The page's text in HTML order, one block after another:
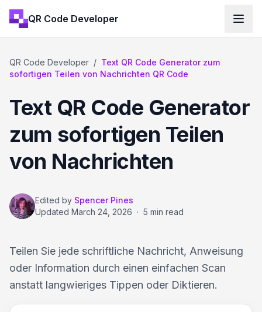
QR Code Developer
QR Code Developer / Text QR Code Generator zum
sofortigen Teilen von Nachrichten QR Code
Text QR Code Generator
zum sofortigen Teilen
von Nachrichten
Edited by Spencer Pines
Updated March 24, 2026 · 5 min read
Teilen Sie jede schriftliche Nachricht, Anweisung
oder Information durch einen einfachen Scan
anstatt langwieriges Tippen oder Diktieren.